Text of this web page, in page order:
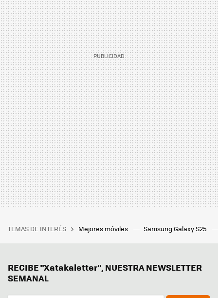
TEMAS DE INTERÉS Mejores móviles Samsung Galaxy S25
RECIBE "Xatakaletter", NUESTRA NEWSLETTER
SEMANAL